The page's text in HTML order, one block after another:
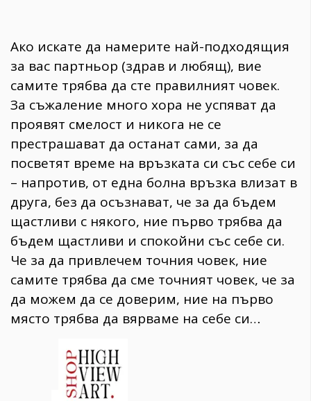
Ако искате да намерите най-подходящия
за вас партньор (здрав и любящ), вие
самите трябва да сте правилният човек.
За съжаление много хора не успяват да
проявят смелост и никога не се
престрашават да останат сами, за да
посветят време на връзката си със себе си
– напротив, от една болна връзка влизат в
друга, без да осъзнават, че за да бъдем
щастливи с някого, ние първо трябва да
бъдем щастливи и спокойни със себе си.
Че за да привлечем точния човек, ние
самите трябва да сме точният човек, че за
да можем да се доверим, ние на първо
място трябва да вярваме на себе си…